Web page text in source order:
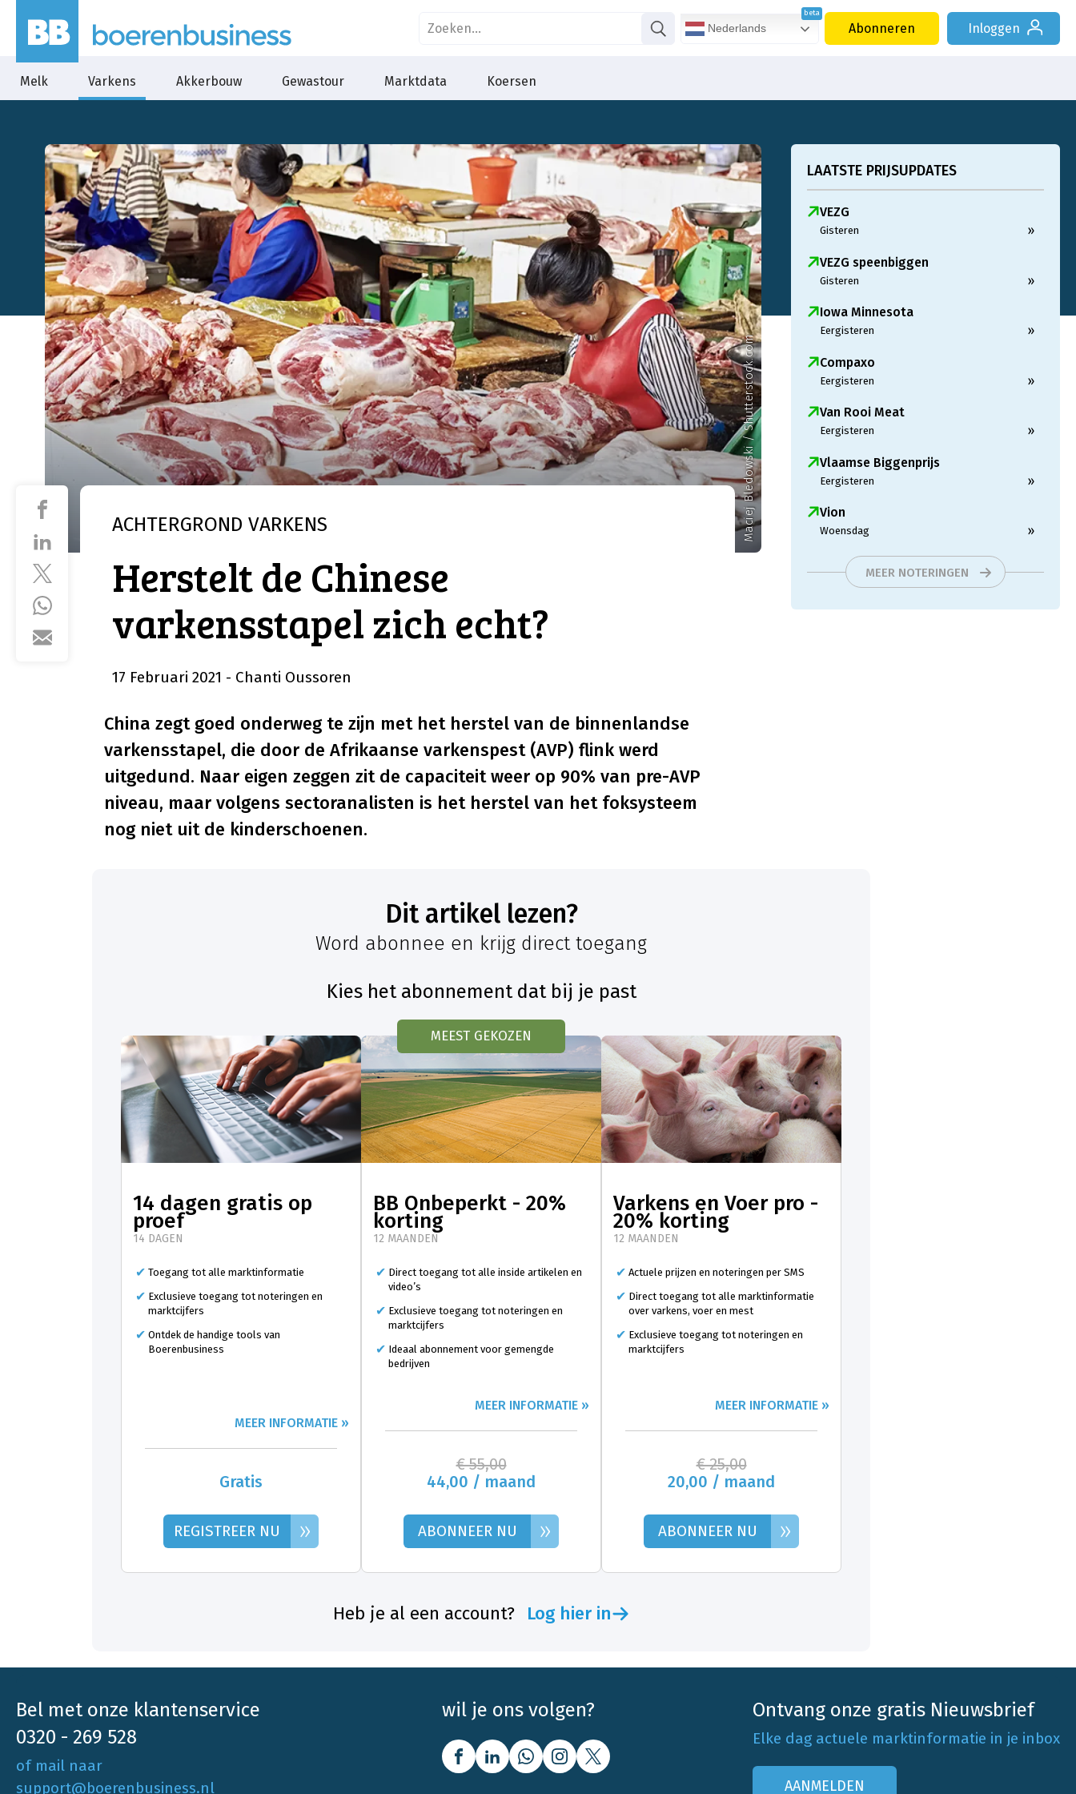
Nederlands Abonneren Inloggen
Melk Varkens Akkerbouw Gewastour Marktdata Koersen
Maciej Bledowski / Shutterstock.com
ACHTERGROND VARKENS
Herstelt de Chinese
varkensstapel zich echt?
17 Februari 2021 - Chanti Oussoren
China zegt goed onderweg te zijn met het herstel van de binnenlandse
varkensstapel, die door de Afrikaanse varkenspest (AVP) flink werd
uitgedund. Naar eigen zeggen zit de capaciteit weer op 90% van pre-AVP
niveau, maar volgens sectoranalisten is het herstel van het foksysteem
nog niet uit de kinderschoenen.
LAATSTE PRIJSUPDATES
VEZG
Gisteren »
VEZG speenbiggen
Gisteren »
Iowa Minnesota
Eergisteren »
Compaxo
Eergisteren »
Van Rooi Meat
Eergisteren »
Vlaamse Biggenprijs
Eergisteren »
Vion
Woensdag »
MEER NOTERINGEN
Dit artikel lezen?
Word abonnee en krijg direct toegang
Kies het abonnement dat bij je past
14 dagen gratis op
proef
14 DAGEN
Toegang tot alle marktinformatie
Exclusieve toegang tot noteringen en
marktcijfers
Ontdek de handige tools van
Boerenbusiness
MEER INFORMATIE »
Gratis
REGISTREER NU »
MEEST GEKOZEN
BB Onbeperkt - 20%
korting
12 MAANDEN
Direct toegang tot alle inside artikelen en
video’s
Exclusieve toegang tot noteringen en
marktcijfers
Ideaal abonnement voor gemengde
bedrijven
MEER INFORMATIE »
€ 55,00
44,00 / maand
ABONNEER NU »
Varkens en Voer pro -
20% korting
12 MAANDEN
Actuele prijzen en noteringen per SMS
Direct toegang tot alle marktinformatie
over varkens, voer en mest
Exclusieve toegang tot noteringen en
marktcijfers
MEER INFORMATIE »
€ 25,00
20,00 / maand
ABONNEER NU »
Heb je al een account? Log hier in
Bel met onze klantenservice
0320 - 269 528
of mail naar
support@boerenbusiness.nl
wil je ons volgen? Ontvang onze gratis Nieuwsbrief
Elke dag actuele marktinformatie in je inbox
AANMELDEN